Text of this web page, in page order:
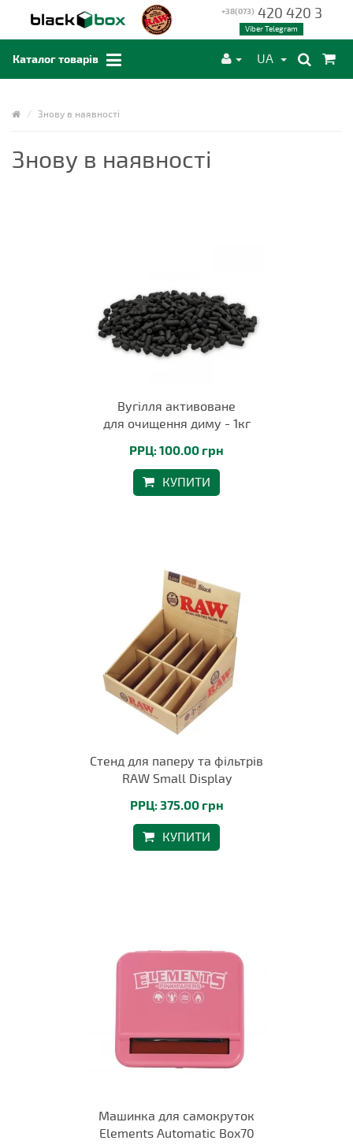
+38(073) 420 420 3
Viber Telegram
Каталог товарів UA
Знову в наявності
Знову в наявності
Вугілля активоване
для очищення диму - 1кг
РРЦ: 100.00 грн
КУПИТИ
Стенд для паперу та фільтрів
RAW Small Display
РРЦ: 375.00 грн
КУПИТИ
Машинка для самокруток
Elements Automatic Box70